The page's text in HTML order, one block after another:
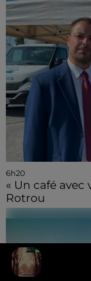
6h20
« Un café
Rotrou